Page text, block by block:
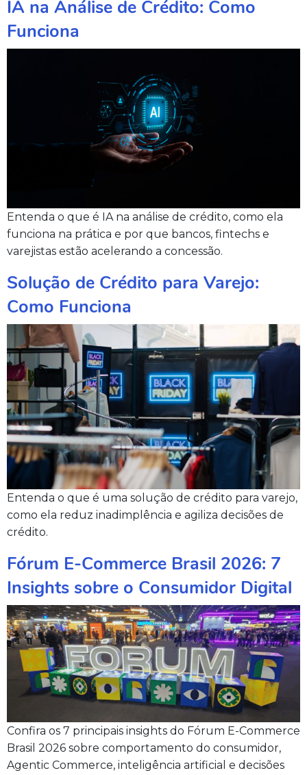
IA na Análise de Crédito: Como
Funciona
Entenda o que é IA na análise de crédito, como ela
funciona na prática e por que bancos, fintechs e
varejistas estão acelerando a concessão.
Solução de Crédito para Varejo:
Como Funciona
Entenda o que é uma solução de crédito para varejo,
como ela reduz inadimplência e agiliza decisões de
crédito.
Fórum E-Commerce Brasil 2026: 7
Insights sobre o Consumidor Digital
Confira os 7 principais insights do Fórum E-Commerce
Brasil 2026 sobre comportamento do consumidor,
Agentic Commerce, inteligência artificial e decisões